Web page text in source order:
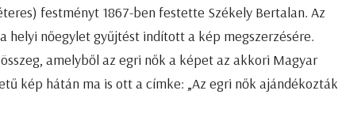
festményt 1867-ben festette Székely Bertalan. Az
nőegylet gyűjtést indított a kép megszerzésére.
amelyből az egri nők a képet az akkori Magyar
kép hátán ma is ott a címke: „Az egri nők ajándékozták